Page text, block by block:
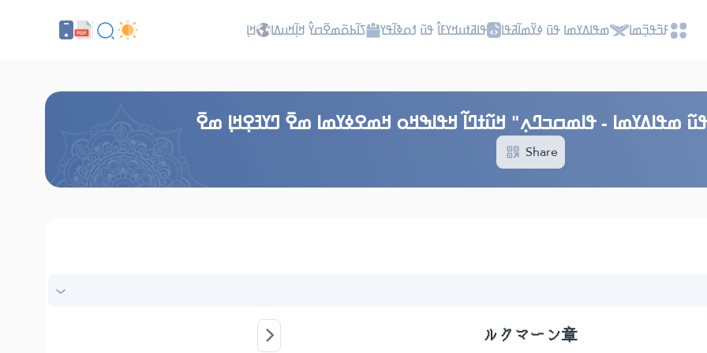
ߓߏ߬ߟߏ߲߬ߘߊ ߘߟߊߡߌߘߊ ߟߎ߫ ߦߌ߬ߘߊ߬ߥߟߊ ߟߊߥߙߎߞߌߓߊ߮ ߟߎ߬ ߗߋߢߊ߬ߟߌ ߖߊ߬ߕߋ߬ߘߐ߬ߛߌ߮ ߞߊ߲߬ߞߎߡߊ ߞߊ߲
ߘߟߊߡߌߘߊ - ߟߊߘߛߏߣߍ߲" ߞߎ߬ߙߣߊ߬ ߞߟߊߒߞߋ ߞߘߐߦߌߘߊ ߘߐ߫ ߣߌߔߐ߲ߞߊ߲ ߘߐ߫
Share
ルクマーン章